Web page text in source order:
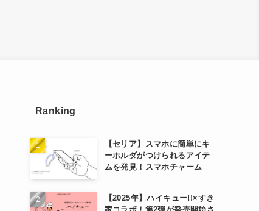
Ranking
【セリア】スマホに簡単にキ
ーホルダがつけられるアイテ
ムを発見！スマホチャーム
【2025年】ハイキュー!!×すき